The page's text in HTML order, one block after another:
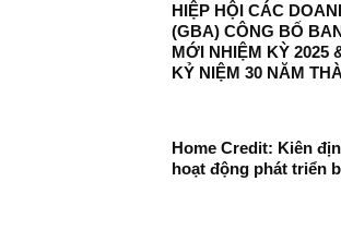
HIỆP HỘI CÁC
(GBA) CÔNG BỐ
MỚI NHIỆM KỲ 2025
KỶ NIỆM 30 NĂM
Home Credit: Kiên
hoạt động phát triển